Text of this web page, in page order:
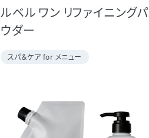
ルベル ワン リファイニングパ
ウダー
スパ＆ケア for メニュー